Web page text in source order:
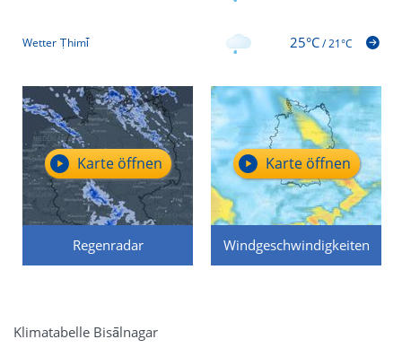
Wetter Ṭhimi̇̄ 25°C/21°C
Regenradar
Karte öffnen
Windgeschwindigkeiten
Karte öffnen
Klimatabelle Bisālnagar